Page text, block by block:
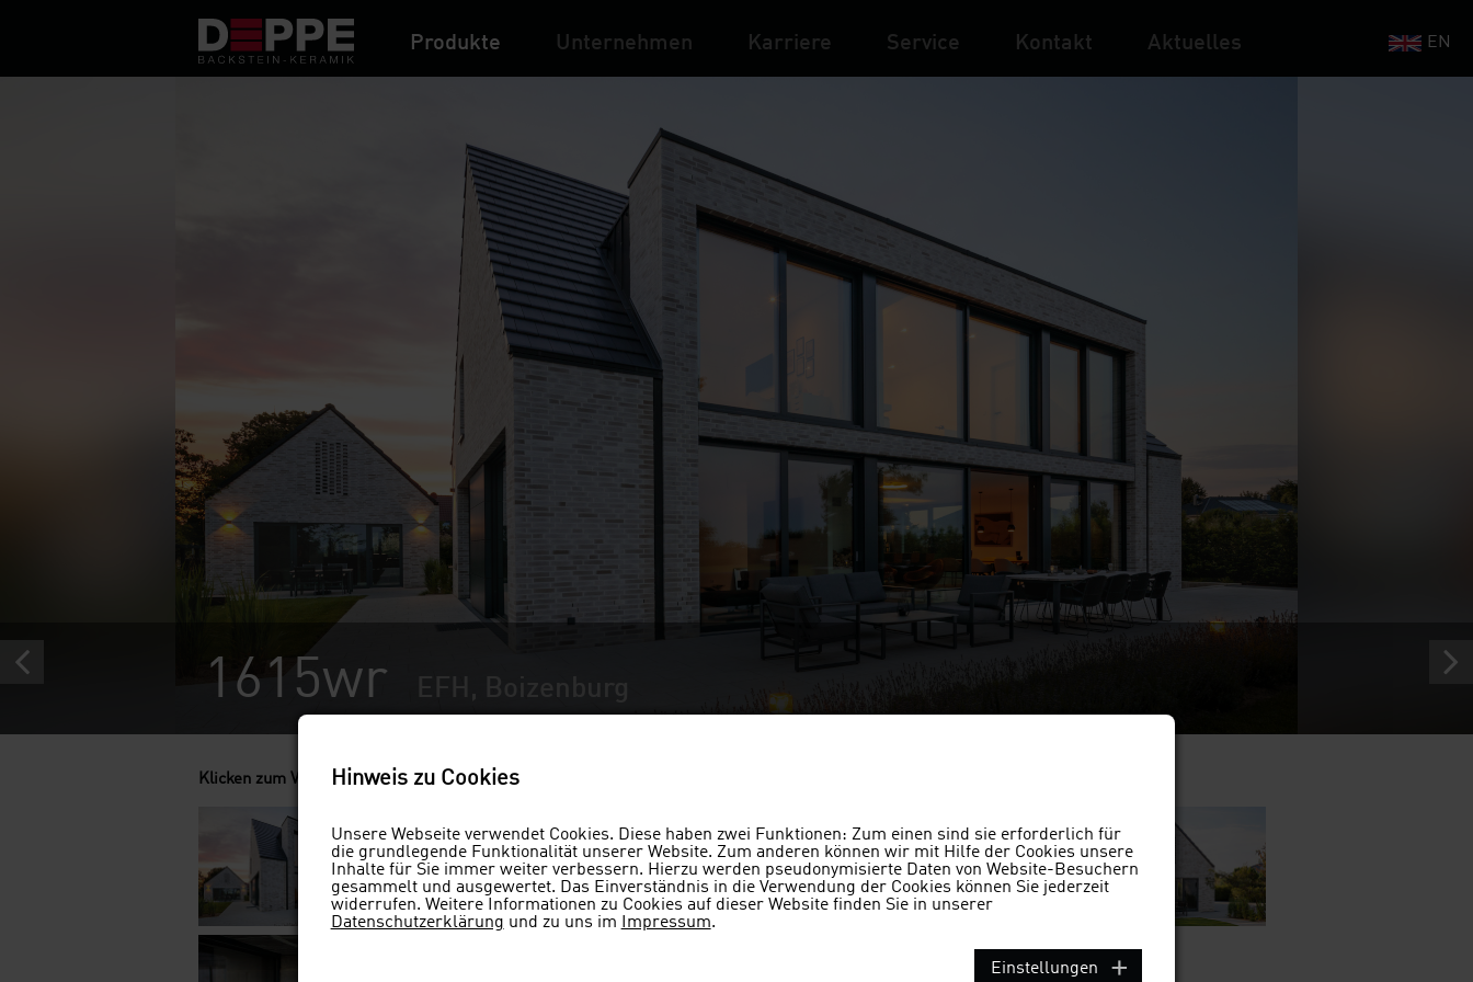
Produkte Unternehmen Karriere Service Kontakt Aktuelles EN
1615wr EFH, Boizenburg
Klicken zum VergrößernHinweis zu Cookies
Unsere Webseite verwendet Cookies. Diese haben zwei Funktionen: Zum einen sind sie erforderlich für
die grundlegende Funktionalität unserer Website. Zum anderen können wir mit Hilfe der Cookies unsere
Inhalte für Sie immer weiter verbessern. Hierzu werden pseudonymisierte Daten von Website-Besuchern
gesammelt und ausgewertet. Das Einverständnis in die Verwendung der Cookies können Sie jederzeit
widerrufen. Weitere Informationen zu Cookies auf dieser Website finden Sie in unserer
Datenschutzerklärung und zu uns im Impressum.
Einstellungen